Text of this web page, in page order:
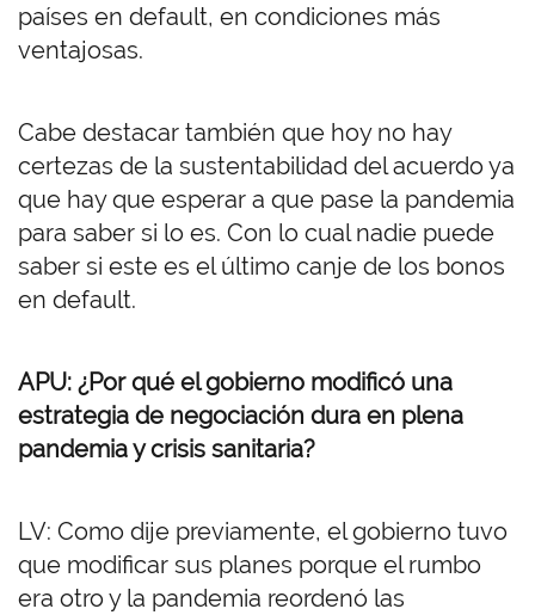
países en default, en condiciones más
ventajosas.
Cabe destacar también que hoy no hay
certezas de la sustentabilidad del acuerdo ya
que hay que esperar a que pase la pandemia
para saber si lo es. Con lo cual nadie puede
saber si este es el último canje de los bonos
en default.
APU: ¿Por qué el gobierno modificó una
estrategia de negociación dura en plena
pandemia y crisis sanitaria?
LV: Como dije previamente, el gobierno tuvo
que modificar sus planes porque el rumbo
era otro y la pandemia reordenó las